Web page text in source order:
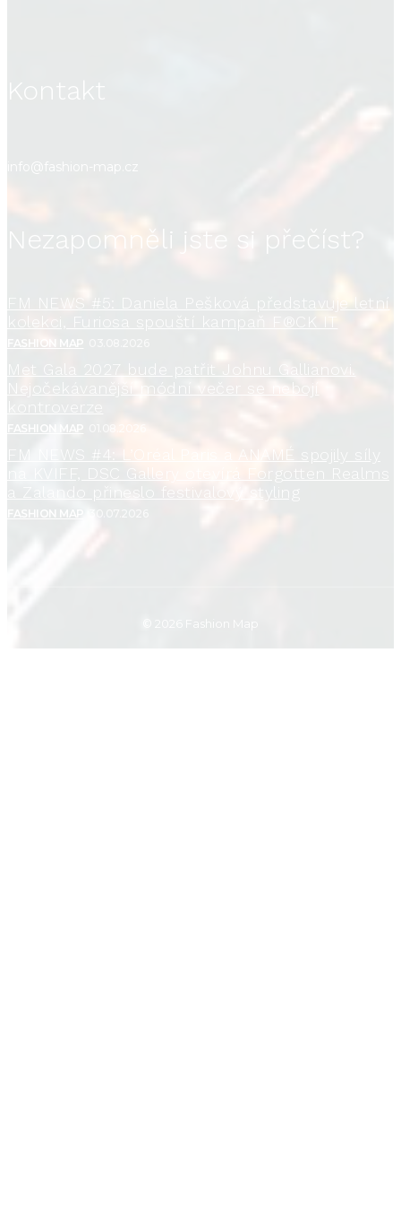
Kontakt
info@fashion-map.cz
Nezapomněli jste si přečíst?
FM NEWS #5: Daniela Pešková představuje letní
kolekci, Furiosa spouští kampaň F®CK IT
FASHION MAP
Met Gala 2027 bude patřit Johnu Gallianovi.
Nejočekávanější módní večer se nebojí
FASHION MAP
FM NEWS #4: L’Oréal Paris a ANAMÉ spojily síly
a Zalando přineslo festivalový styling
FASHION MAP